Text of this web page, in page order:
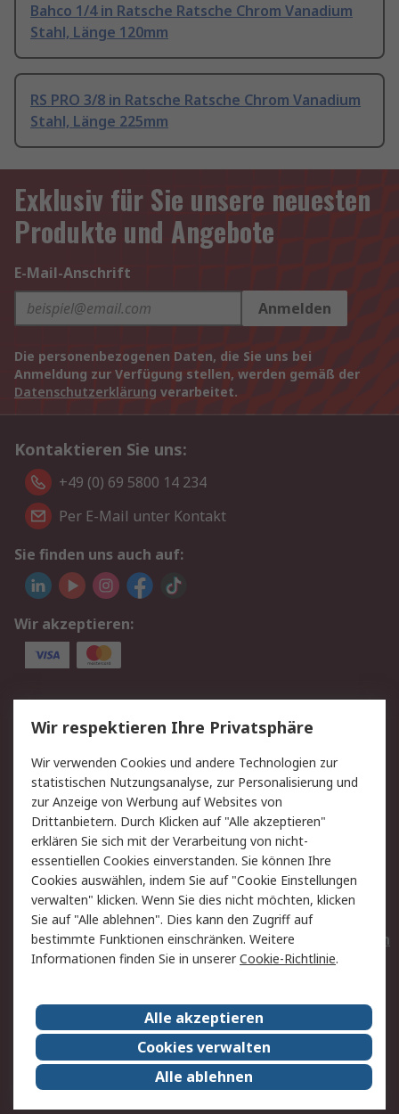
Bahco 1/4 in Ratsche Ratsche Chrom Vanadium
Stahl, Länge 120mm
RS PRO 3/8 in Ratsche Ratsche Chrom Vanadium
Stahl, Länge 225mm
Exklusiv für Sie unsere neuesten
Produkte und Angebote
E-Mail-Anschrift
Anmelden
Die personenbezogenen Daten, die Sie uns bei
Anmeldung zur Verfügung stellen, werden gemäß der
Datenschutzerklärung verarbeitet.
Kontaktieren Sie uns:
+49 (0) 69 5800 14 234
Per E-Mail unter Kontakt
Sie finden uns auch auf:
Wir akzeptieren:
Service
Value Added Services
Lieferlösungen
Rücksendungen
Kontakt
Hilfe
Privatkunden
Rechtliches
AGB
Datenschutz
Cookie-Richtlinie
Zahlungsbedingungen
Copyright/Impressum
Entsorgung
Elektrogeräte/Batterien
RS weltweit
Karriere bei RS
Nachhaltigkeit
Qualität/Umwelt/ZertifikatePresse-Center
Event-Center
Wir respektieren Ihre Privatsphäre
Wir verwenden Cookies und andere Technologien zur
statistischen Nutzungsanalyse, zur Personalisierung und
zur Anzeige von Werbung auf Websites von
Drittanbietern. Durch Klicken auf "Alle akzeptieren"
erklären Sie sich mit der Verarbeitung von nicht-
essentiellen Cookies einverstanden. Sie können Ihre
Cookies auswählen, indem Sie auf "Cookie Einstellungen
verwalten" klicken. Wenn Sie dies nicht möchten, klicken
Sie auf "Alle ablehnen". Dies kann den Zugriff auf
bestimmte Funktionen einschränken. Weitere
Informationen finden Sie in unsererCookie-Richtlinie.
Alle akzeptieren
Cookies verwalten
Alle ablehnen